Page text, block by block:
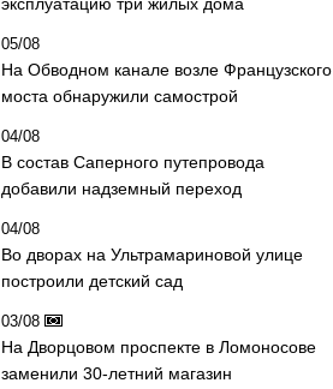
05/08
На Обводном канале возле Французского
моста обнаружили самострой
04/08
В состав Саперного путепровода
добавили надземный переход
04/08
Во дворах на Ультрамариновой улице
построили детский сад
03/08
На Дворцовом проспекте в Ломоносове
заменили 30-летний магазин